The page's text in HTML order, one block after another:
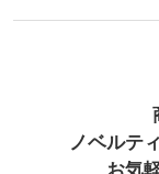
ノベルテ
お気